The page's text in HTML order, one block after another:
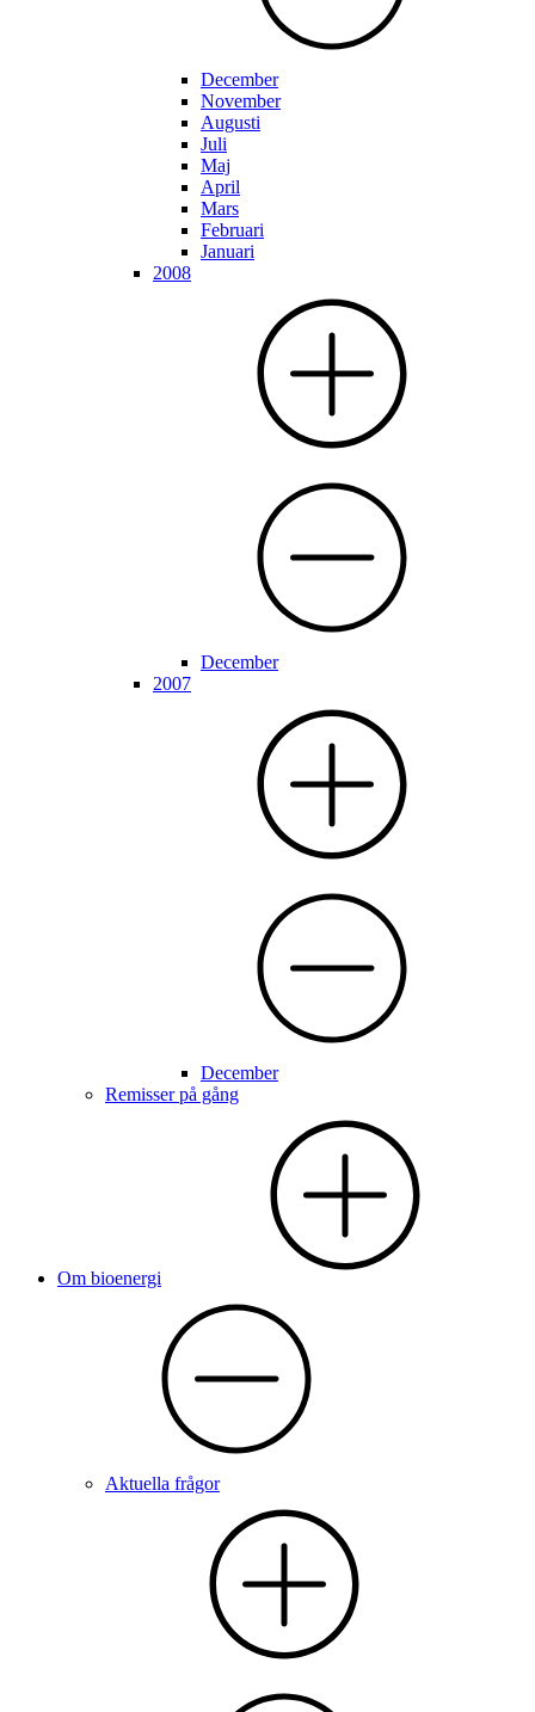
December
November
Augusti
Juli
Maj
April
Mars
Februari
Januari
2008
December
2007
December
Remisser på gång
Om bioenergi
Aktuella frågor